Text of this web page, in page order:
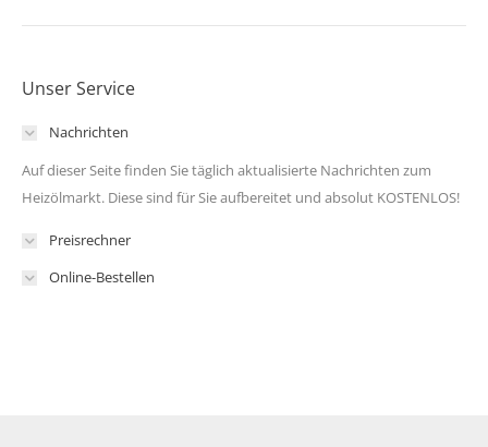
Unser Service
Nachrichten
Auf dieser Seite finden Sie täglich aktualisierte Nachrichten zum
Heizölmarkt. Diese sind für Sie aufbereitet und absolut KOSTENLOS!
Preisrechner
Online-Bestellen